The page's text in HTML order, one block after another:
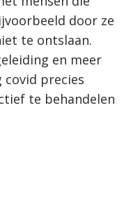
door ze
te ontslaan.
en meer
covid precies
te behandelen